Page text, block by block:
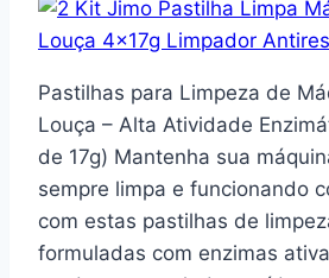
Pastilhas para Limpeza de
Louça – Alta Atividade
de 17g) Mantenha sua
sempre limpa e funcionando
com estas pastilhas de
formuladas com enzimas